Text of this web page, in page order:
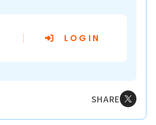
LOGIN
SHARE